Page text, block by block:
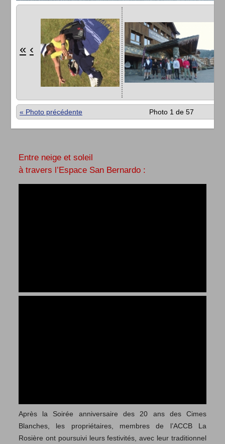
« ‹
« Photo précédente Photo 1 de 57
Entre neige et soleil
à travers l’Espace San Bernardo :
Après la Soirée anniversaire des 20 ans des Cimes
Blanches, les propriétaires, membres de l’ACCB La
Rosière ont poursuivi leurs festivités, avec leur traditionnel